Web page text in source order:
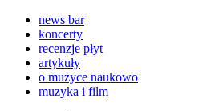
news bar
koncerty
recenzje płyt
artykuły
o muzyce naukowo
muzyka i film